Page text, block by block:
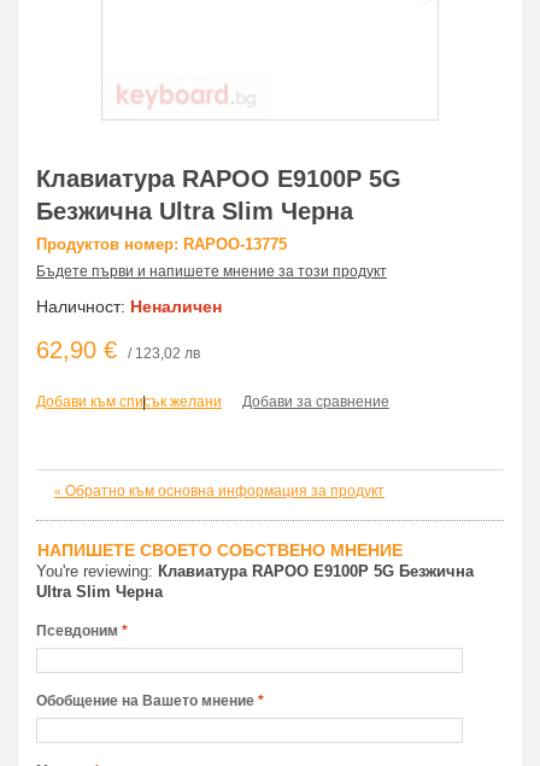
Клавиатура RAPOO E9100P 5G
Безжична Ultra Slim Черна
Продуктов номер: RAPOO-13775
Бъдете първи и напишете мнение за този продукт
Наличност: Неналичен
62,90 € / 123,02 лв
Добави към списък желани
| Добави за сравнение
« Обратно към основна информация за продукт
НАПИШЕТЕ СВОЕТО СОБСТВЕНО МНЕНИЕ
You're reviewing: Клавиатура RAPOO E9100P 5G Безжична
Ultra Slim Черна
*
Псевдоним
*
Обобщение на Вашето мнение